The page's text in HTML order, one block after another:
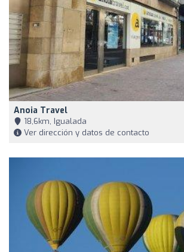
Anoia Travel
18,6km, Igualada
Ver dirección y datos de contacto